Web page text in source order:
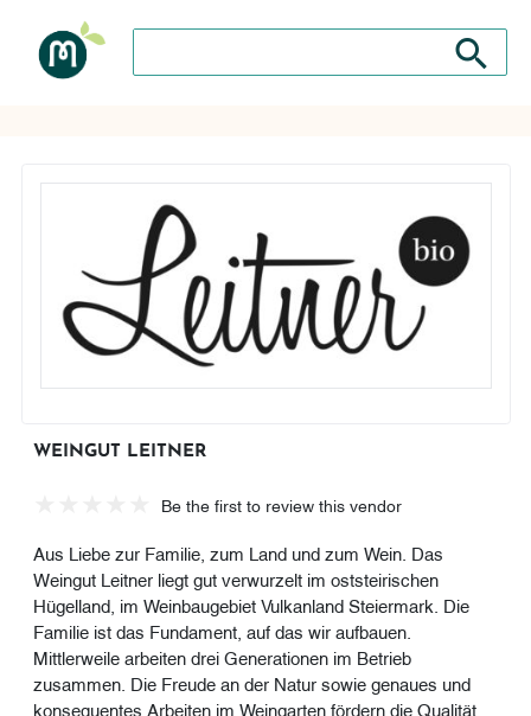
Search
WEINGUT LEITNER
Be the first to review this vendor
Aus Liebe zur Familie, zum Land und zum Wein. Das
Weingut Leitner liegt gut verwurzelt im oststeirischen
Hügelland, im Weinbaugebiet Vulkanland Steiermark. Die
Familie ist das Fundament, auf das wir aufbauen.
Mittlerweile arbeiten drei Generationen im Betrieb
zusammen. Die Freude an der Natur sowie genaues und
konsequentes Arbeiten im Weingarten fördern die Qualität